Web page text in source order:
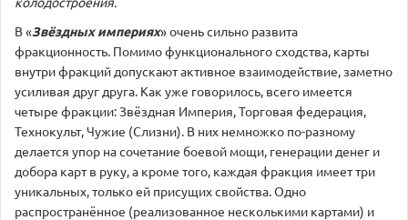
В «Звёздных империях» очень сильно развита
фракционность. Помимо функционального сходства, карты
внутри фракций допускают активное взаимодействие, заметно
усиливая друг друга. Как уже говорилось, всего имеется
четыре фракции: Звёздная Империя, Торговая федерация,
Технокульт, Чужие (Слизни). В них немножко по-разному
делается упор на сочетание боевой мощи, генерации денег и
добора карт в руку, а кроме того, каждая фракция имеет три
уникальных, только ей присущих свойства. Одно
распространённое (реализованное несколькими картами) и